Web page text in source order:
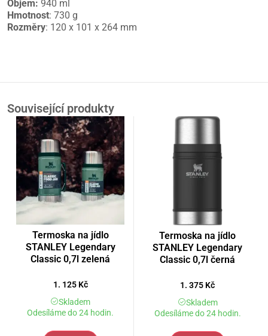
Objem: 940 ml
Hmotnost: 730 g
Rozměry: 120 x 101 x 264 mm
Související produkty
Termoska na jídlo
STANLEY Legendary
Classic 0,7l zelená
1. 125 Kč
Skladem
Odesíláme do 24 hodin.
Termoska na jídlo
STANLEY Legendary
Classic 0,7l černá
1. 375 Kč
Skladem
Odesíláme do 24 hodin.